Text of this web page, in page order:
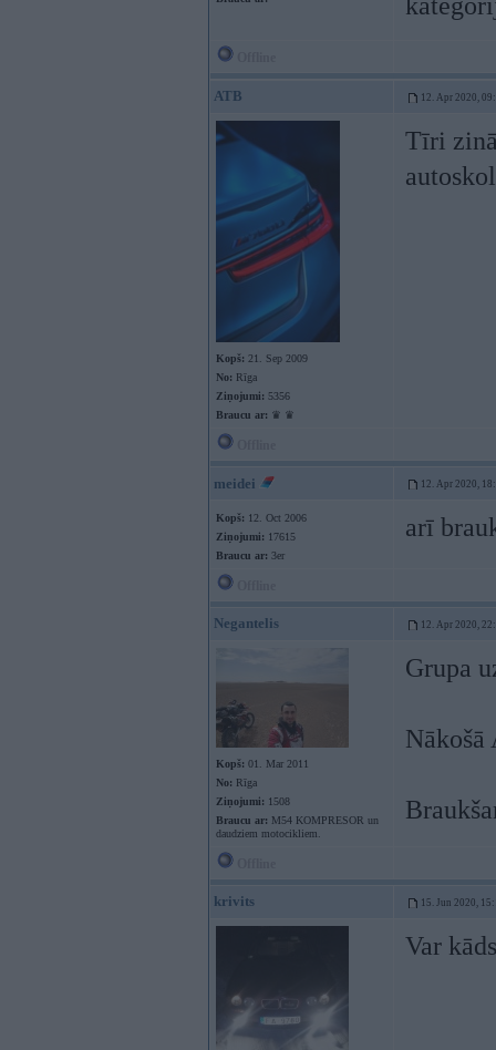
ATB 12. Apr 2020,
Kopš: 21. Sep 2009
No: Rīga
Ziņojumi: 5356
Braucu ar: ♛ ♛
Tīri
meidei 12. Apr 2020,
Kopš: 12. Oct 2006
Ziņojumi: 17615
Braucu ar: 3er
arī
Negantelis 12. Apr 2020,
Kopš: 01. Mar 2011
No: Rīga
Ziņojumi: 1508
Braucu ar: M54 KOMPRESOR un
daudziem motocikliem.
Grupa
krivits 15. Jun 2020,
Var